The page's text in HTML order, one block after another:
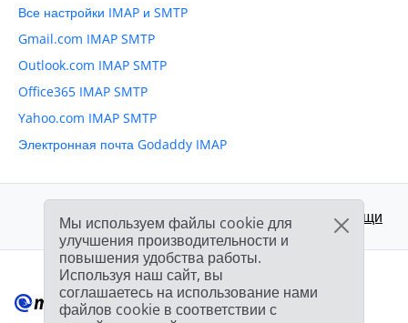
Все настройки IMAP и SMTP
Gmail.com IMAP SMTP
Outlook.com IMAP SMTP
Office365 IMAP SMTP
Yahoo.com IMAP SMTP
Электронная почта Godaddy IMAP
Поддержка:Центр помощи
Мы используем файлы cookie для
улучшения производительности и
повышения удобства работы.
Используя наш сайт, вы
соглашаетесь на использование нами
файлов cookie в соответствии с